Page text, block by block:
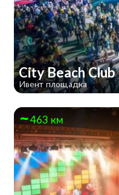
City Beach Club
Ивент площадка
463 км